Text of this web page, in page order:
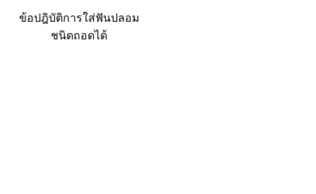
ข้อปฎิบัติการใส่ฟันปลอม
ชนิดถอดได้